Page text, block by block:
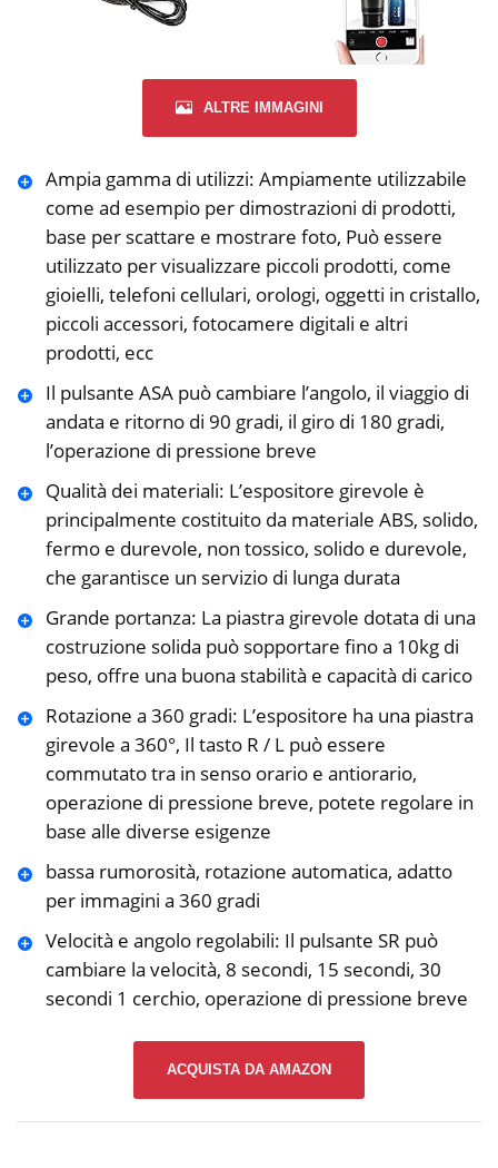
ALTRE IMMAGINI
Ampia gamma di utilizzi: Ampiamente utilizzabile
come ad esempio per dimostrazioni di prodotti,
base per scattare e mostrare foto, Può essere
utilizzato per visualizzare piccoli prodotti, come
gioielli, telefoni cellulari, orologi, oggetti in cristallo,
piccoli accessori, fotocamere digitali e altri
prodotti, ecc
Il pulsante ASA può cambiare l’angolo, il viaggio di
andata e ritorno di 90 gradi, il giro di 180 gradi,
l’operazione di pressione breve
Qualità dei materiali: L’espositore girevole è
principalmente costituito da materiale ABS, solido,
fermo e durevole, non tossico, solido e durevole,
che garantisce un servizio di lunga durata
Grande portanza: La piastra girevole dotata di una
costruzione solida può sopportare fino a 10kg di
peso, offre una buona stabilità e capacità di carico
Rotazione a 360 gradi: L’espositore ha una piastra
girevole a 360°, Il tasto R / L può essere
commutato tra in senso orario e antiorario,
operazione di pressione breve, potete regolare in
base alle diverse esigenze
bassa rumorosità, rotazione automatica, adatto
per immagini a 360 gradi
Velocità e angolo regolabili: Il pulsante SR può
cambiare la velocità, 8 secondi, 15 secondi, 30
secondi 1 cerchio, operazione di pressione breve
ACQUISTA DA AMAZON